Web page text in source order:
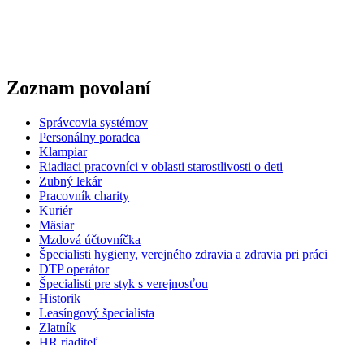
Zoznam povolaní
Správcovia systémov
Personálny poradca
Klampiar
Riadiaci pracovníci v oblasti starostlivosti o deti
Zubný lekár
Pracovník charity
Kuriér
Mäsiar
Mzdová účtovníčka
Špecialisti hygieny, verejného zdravia a zdravia pri práci
DTP operátor
Špecialisti pre styk s verejnosťou
Historik
Leasíngový špecialista
Zlatník